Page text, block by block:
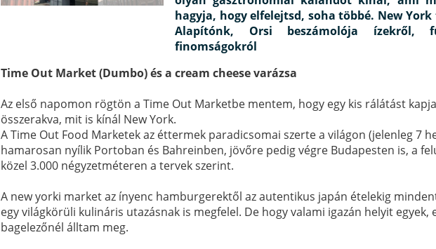
hagyja, hogy elfelejtsd, soha többé. New
Alapítónk, Orsi beszámolója ízekről,
finomságokról
Time Out Market (Dumbo) és a cream cheese varázsa
Az első napomon rögtön a Time Out Marketbe mentem, hogy egy kis rálátást
összerakva, mit is kínál New York.
A Time Out Food Marketek az éttermek paradicsomai szerte a világon (jelenleg 7
hamarosan nyílik Portoban és Bahreinben, jövőre pedig végre Budapesten is, a
közel 3.000 négyzetméteren a tervek szerint.
A new yorki market az ínyenc hamburgerektől az autentikus japán ételekig
egy világkörüli kulináris utazásnak is megfelel. De hogy valami igazán helyit egyek,
bagelezőnél álltam meg.